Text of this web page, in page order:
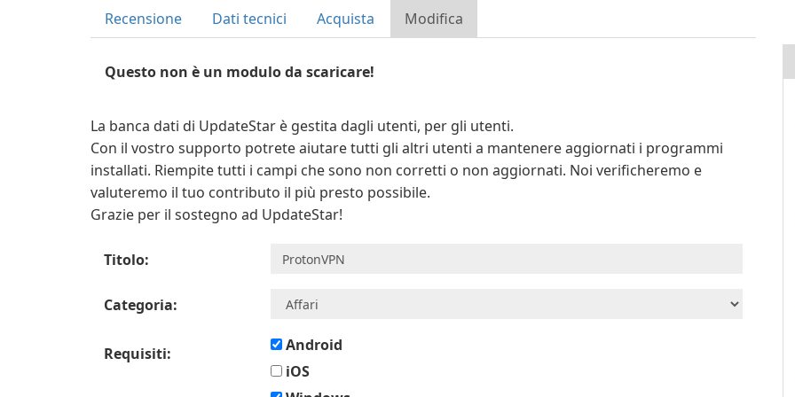
Recensione Dati tecnici Acquista Modifica
Questo non è un modulo da scaricare!
La banca dati di UpdateStar è gestita dagli utenti, per gli utenti.
Con il vostro supporto potrete aiutare tutti gli altri utenti a mantenere aggiornati i programmi
installati. Riempite tutti i campi che sono non corretti o non aggiornati. Noi verificheremo e
valuteremo il tuo contributo il più presto possibile.
Grazie per il sostegno ad UpdateStar!
Titolo:
Categoria:
Requisiti:
Android
iOS